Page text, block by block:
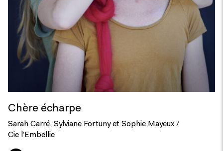
Chère écharpe
Sarah Carré, Sylviane Fortuny et Sophie Mayeux /
Cie l’Embellie